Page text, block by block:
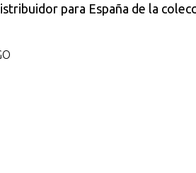
para España de la